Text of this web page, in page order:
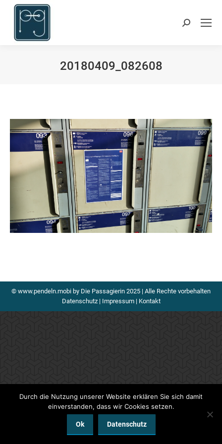
20180409_082608
© www.pendeln.mobi by Die Passagierin 2025 | Alle Rechte vorbehalten
Datenschutz| Impressum| Kontakt
Durch die Nutzung unserer Website erklären Sie sich damit
einverstanden, dass wir Cookies setzen.
Ok Datenschutz